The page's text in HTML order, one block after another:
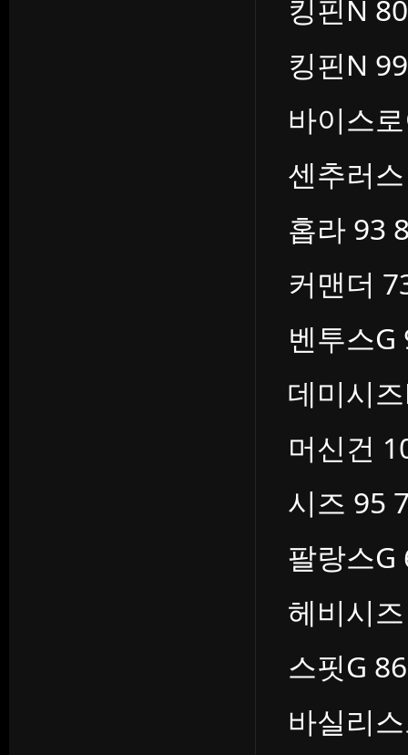
킹핀N
킹핀N
바이스
센추러
홉라 93
커맨더
벤투스G
데미시
머신건
시즈 95
팔랑스G
헤비시
스핏G
바실리